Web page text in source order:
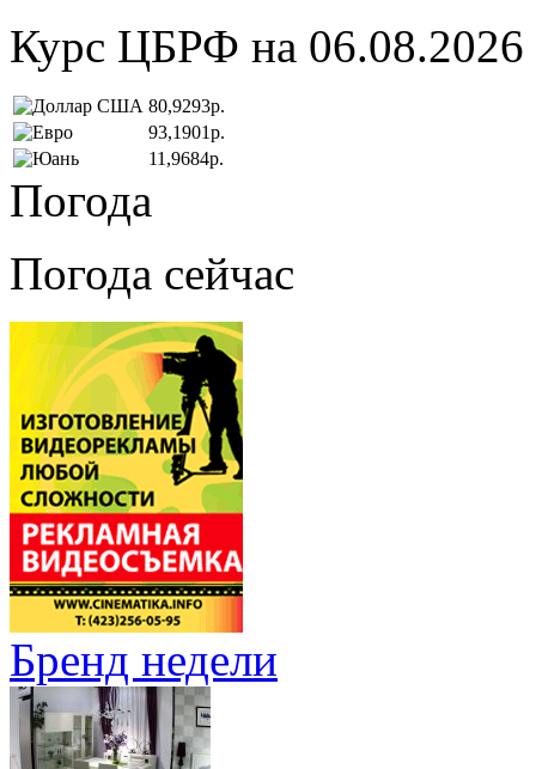
Курс ЦБРФ на 06.08.2026
80,9293р.
93,1901р.
11,9684р.
Погода
Погода сейчас
Бренд недели